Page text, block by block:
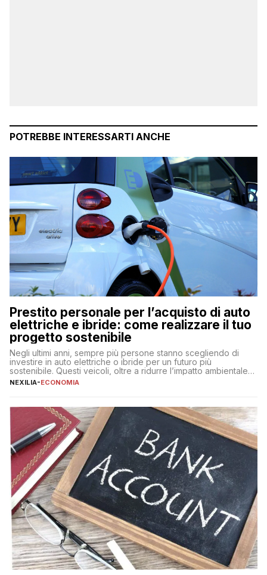
POTREBBE INTERESSARTI ANCHE
Prestito personale per l’acquisto di auto
elettriche e ibride: come realizzare il tuo
progetto sostenibile
Negli ultimi anni, sempre più persone stanno scegliendo di
investire in auto elettriche o ibride per un futuro più
sostenibile. Questi veicoli, oltre a ridurre l’impatto ambientale,
offrono vantaggi economici a lungo termine, come minori costi
fare se non […]
NEXILIA-ECONOMIA